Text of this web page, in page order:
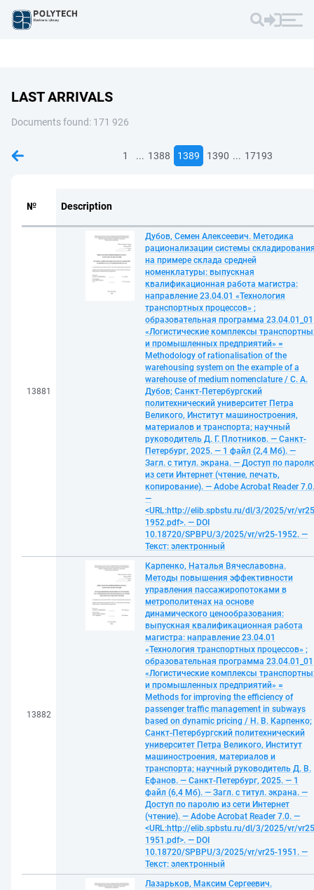
LAST ARRIVALS
Documents found: 171 926
1 ... 1388 1389 1390 ... 17193
№ Description
13881
Дубов, Семен Алексеевич. Методика
рационализации системы
на примере склада средней
номенклатуры: выпускная
квалификационная работа магистра:
направление 23.04.01 «Технология
транспортных процессов» ;
образовательная программа 23.04.01_01
«Логистические комплексы
и промышленных предприятий» =
Methodology of rationalisation of the
warehousing system on the example of a
warehouse of medium nomenclature / С. А.
Дубов; Санкт-Петербургский
политехнический университет Петра
Великого, Институт машиностроения,
материалов и транспорта; научный
руководитель Д. Г. Плотников. — Санкт-
Петербург, 2025. — 1 файл (2,4 Мб). —
Загл. с титул. экрана. — Доступ по
из сети Интернет (чтение, печать,
копирование). — Adobe Acrobat Reader 7.0.
—
<URL:http://elib.spbstu.ru/dl/3/2025/vr/
1952.pdf>. — DOI
10.18720/SPBPU/3/2025/vr/vr25-1952. —
Текст: электронный
13882
Карпенко, Наталья Вячеславовна.
Методы повышения эффективности
управления пассажиропотоками в
метрополитенах на основе
динамического ценообразования:
выпускная квалификационная работа
магистра: направление 23.04.01
«Технология транспортных процессов» ;
образовательная программа 23.04.01_01
«Логистические комплексы
и промышленных предприятий» =
Methods for improving the efficiency of
passenger traffic management in subways
based on dynamic pricing / Н. В. Карпенко;
Санкт-Петербургский политехнический
университет Петра Великого, Институт
машиностроения, материалов и
транспорта; научный руководитель Д. В.
Ефанов. — Санкт-Петербург, 2025. — 1
файл (6,4 Мб). — Загл. с титул. экрана. —
Доступ по паролю из сети Интернет
(чтение). — Adobe Acrobat Reader 7.0. —
<URL:http://elib.spbstu.ru/dl/3/2025/vr/
1951.pdf>. — DOI
10.18720/SPBPU/3/2025/vr/vr25-1951. —
Текст: электронный
Лазарьков, Максим Сергеевич.